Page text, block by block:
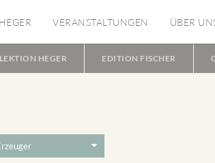
VERANSTALTUNGEN ÜBER
HEGER EDITION FISCHER